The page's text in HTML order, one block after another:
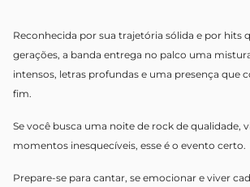
Reconhecida por sua trajetória sólida e por hits
gerações, a banda entrega no palco uma
intensos, letras profundas e uma presença que
fim.
Se você busca uma noite de rock de qualidade,
momentos inesquecíveis, esse é o evento certo.
Prepare-se para cantar, se emocionar e viver